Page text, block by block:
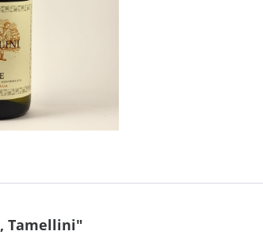
Tamellini"